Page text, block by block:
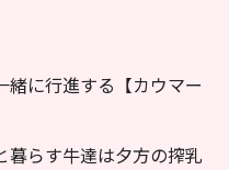
に行進する【カウマー
暮らす牛達は夕方の搾乳